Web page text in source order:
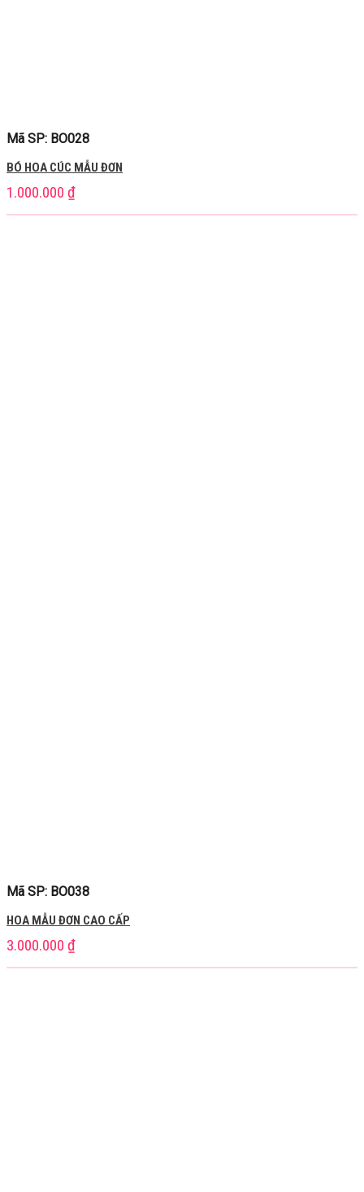
Mã SP: BO028
BÓ HOA CÚC MẪU ĐƠN
1.000.000 ₫
Mã SP: BO038
HOA MẪU ĐƠN CAO CẤP
3.000.000 ₫